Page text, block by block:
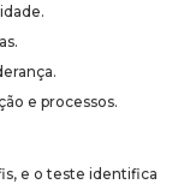
e processos.
e o teste identifica